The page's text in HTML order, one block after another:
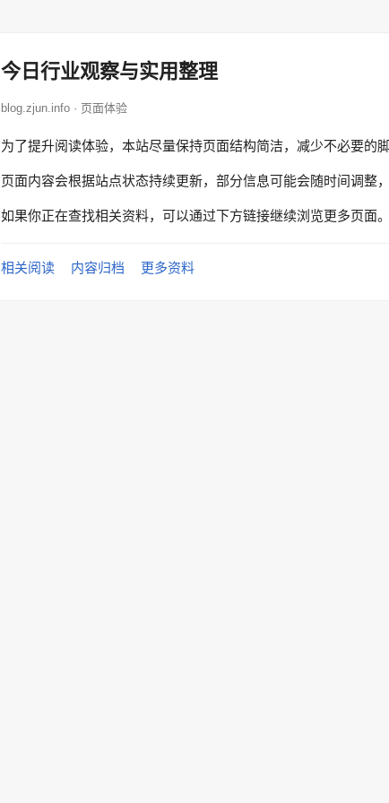
今日行业观察与实用整理
blog.zjun.info · 页面体验
为了提升阅读体验，本站尽量保持页面结构简洁，减少不必要的
页面内容会根据站点状态持续更新，部分信息可能会随时间调整
如果你正在查找相关资料，可以通过下方链接继续浏览更多页面。
相关阅读 内容归档 更多资料